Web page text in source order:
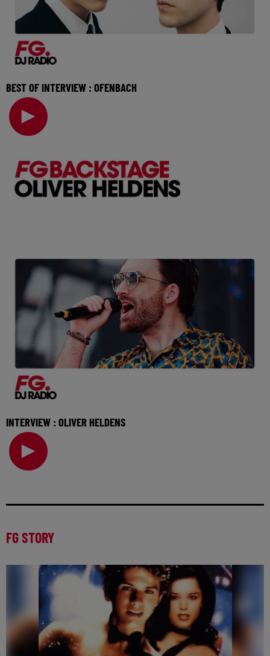
BEST OF INTERVIEW : OFENBACH
Révélés par Radio FG en 2015, les membres d’Ofenbach
présenteront leur nouveau titre "Four The Floor
INTERVIEW : OLIVER HELDENS
Invité de l'Happy Hour, Oliver Heldens vient nous parler de
son nouveau single et de son programme p
FG STORY